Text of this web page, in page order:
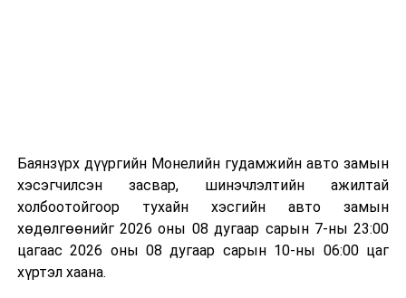
болон дулааны эрчим хүч үйлдвэрлэхэд ашиглаж
болдог. Зарим технологийн хувьд шаталтын дараа
үлдэх үнснээс фосфор зэрэг ашигт эрдсийг сэргээн
авах боломжтой аж.
Баянзүрх дүүргийн Монелийн гудамжийн авто замын
хэсэгчилсэн засвар, шинэчлэлтийн ажилтай
холбоотойгоор тухайн хэсгийн авто замын
хөдөлгөөнийг 2026 оны 08 дугаар сарын 7-ны 23:00
цагаас 2026 оны 08 дугаар сарын 10-ны 06:00 цаг
хүртэл хаана.